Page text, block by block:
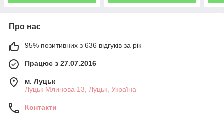
Про нас
95% позитивних з 636 відгуків за рік
Працює з 27.07.2016
м. Луцьк
Луцьк Млинова 13, Луцьк, Україна
Контакти